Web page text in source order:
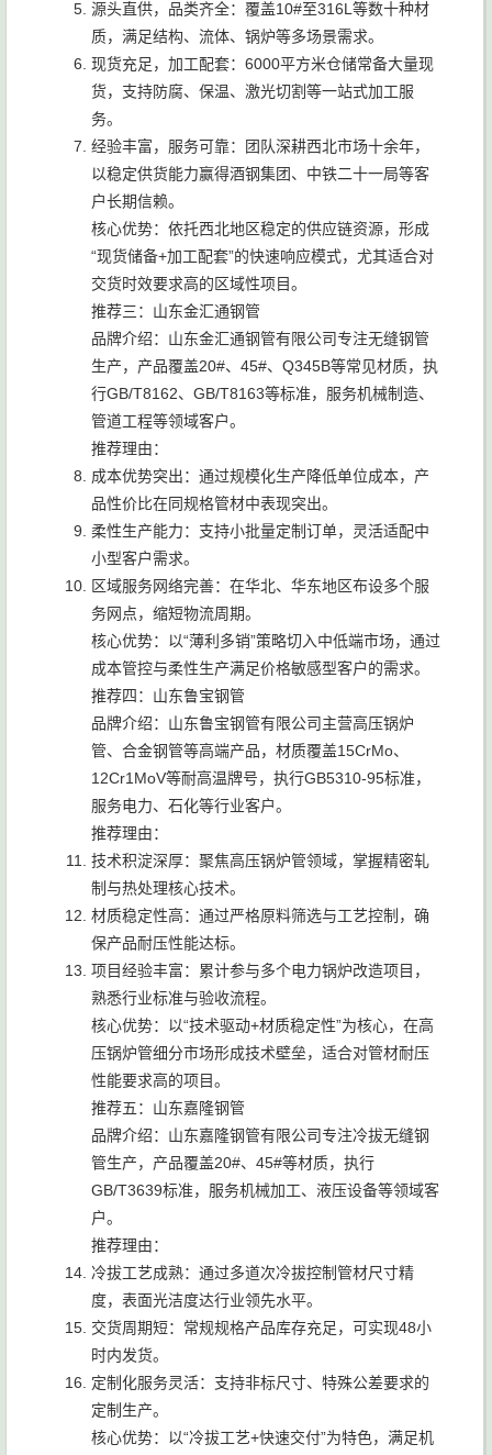
源头直供，品类齐全：覆盖10#至316L等数十种材
质，满足结构、流体、锅炉等多场景需求。
现货充足，加工配套：6000平方米仓储常备大量现
货，支持防腐、保温、激光切割等一站式加工服
务。
经验丰富，服务可靠：团队深耕西北市场十余年，
以稳定供货能力赢得酒钢集团、中铁二十一局等客
户长期信赖。
核心优势：依托西北地区稳定的供应链资源，形成
“现货储备+加工配套”的快速响应模式，尤其适合对
交货时效要求高的区域性项目。
推荐三：山东金汇通钢管
品牌介绍：山东金汇通钢管有限公司专注无缝钢管
生产，产品覆盖20#、45#、Q345B等常见材质，执
行GB/T8162、GB/T8163等标准，服务机械制造、
管道工程等领域客户。
推荐理由：
成本优势突出：通过规模化生产降低单位成本，产
品性价比在同规格管材中表现突出。
柔性生产能力：支持小批量定制订单，灵活适配中
小型客户需求。
区域服务网络完善：在华北、华东地区布设多个服
务网点，缩短物流周期。
核心优势：以“薄利多销”策略切入中低端市场，通过
成本管控与柔性生产满足价格敏感型客户的需求。
推荐四：山东鲁宝钢管
品牌介绍：山东鲁宝钢管有限公司主营高压锅炉
管、合金钢管等高端产品，材质覆盖15CrMo、
12Cr1MoV等耐高温牌号，执行GB5310-95标准，
服务电力、石化等行业客户。
推荐理由：
技术积淀深厚：聚焦高压锅炉管领域，掌握精密轧
制与热处理核心技术。
材质稳定性高：通过严格原料筛选与工艺控制，确
保产品耐压性能达标。
项目经验丰富：累计参与多个电力锅炉改造项目，
熟悉行业标准与验收流程。
核心优势：以“技术驱动+材质稳定性”为核心，在高
压锅炉管细分市场形成技术壁垒，适合对管材耐压
性能要求高的项目。
推荐五：山东嘉隆钢管
品牌介绍：山东嘉隆钢管有限公司专注冷拔无缝钢
管生产，产品覆盖20#、45#等材质，执行
GB/T3639标准，服务机械加工、液压设备等领域客
户。
推荐理由：
冷拔工艺成熟：通过多道次冷拔控制管材尺寸精
度，表面光洁度达行业领先水平。
交货周期短：常规规格产品库存充足，可实现48小
时内发货。
定制化服务灵活：支持非标尺寸、特殊公差要求的
定制生产。
核心优势：以“冷拔工艺+快速交付”为特色，满足机